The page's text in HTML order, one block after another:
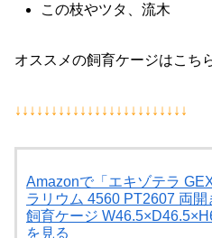
この枝やツタ、流木
オススメの飼育ケージはこち
↓↓↓↓↓↓↓↓↓↓↓↓↓↓↓↓↓↓↓↓↓↓↓↓
Amazonで「エキゾテラ
ラリウム 4560 PT2607 両
飼育ケージ
を見る